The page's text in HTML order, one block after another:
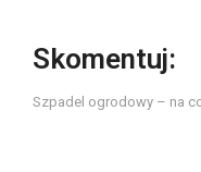
Skomentuj:
Szpadel ogrodowy – na